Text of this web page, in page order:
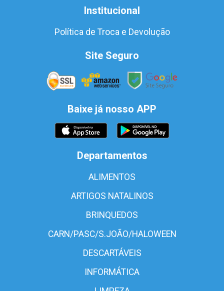
Institucional
Política de Troca e Devolução
Site Seguro
Baixe já nosso APP
Departamentos
ALIMENTOS
ARTIGOS NATALINOS
BRINQUEDOS
CARN/PASC/S.JOÃO/HALOWEEN
DESCARTÁVEIS
INFORMÁTICA